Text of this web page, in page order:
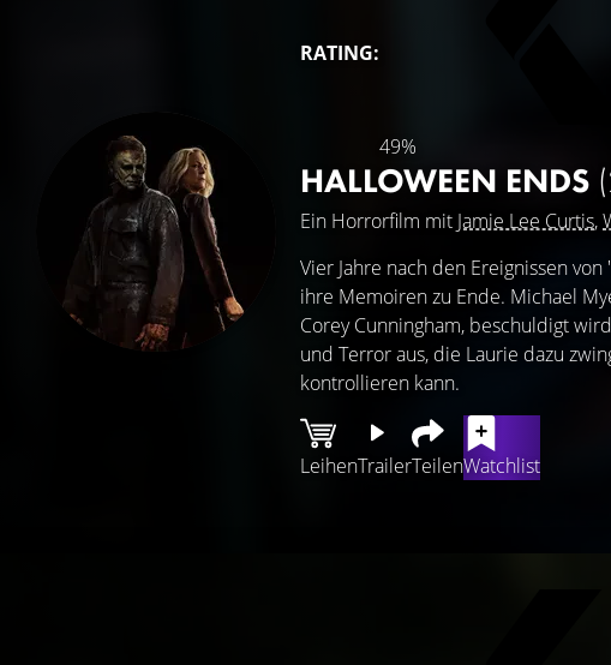
RATING:
49%
HALLOWEEN ENDS
Ein Horrorfilm mit Jamie Lee Curtis,
LeihenTrailerTeilenWatchlist
Vier Jahre nach den Ereignissen
ihre Memoiren zu Ende. Michael
Corey Cunningham, beschuldigt
und Terror aus, die Laurie dazu
kontrollieren kann.